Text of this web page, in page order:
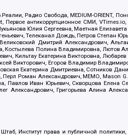
Радио Свобода, MEDIUM-ORIENT,
антикоррупционное СМИ,
Юлия Сергеевна, Маетная Елизавета
Телеканал Дождь, Петров Степан
Дмитрий Александрович,
Костылева Полина Владимировна, Лютов
Кильтау Екатерина Викторовна,
Викторович, Егоров Владимир
Екатерина Дмитриевна, Сотников
Перл Роман Александрович, МЕМО, Mason
Павлов Иван Юрьевич, Скворцова Елена
Александрович, Григорьева Алина
Институт права и публичной